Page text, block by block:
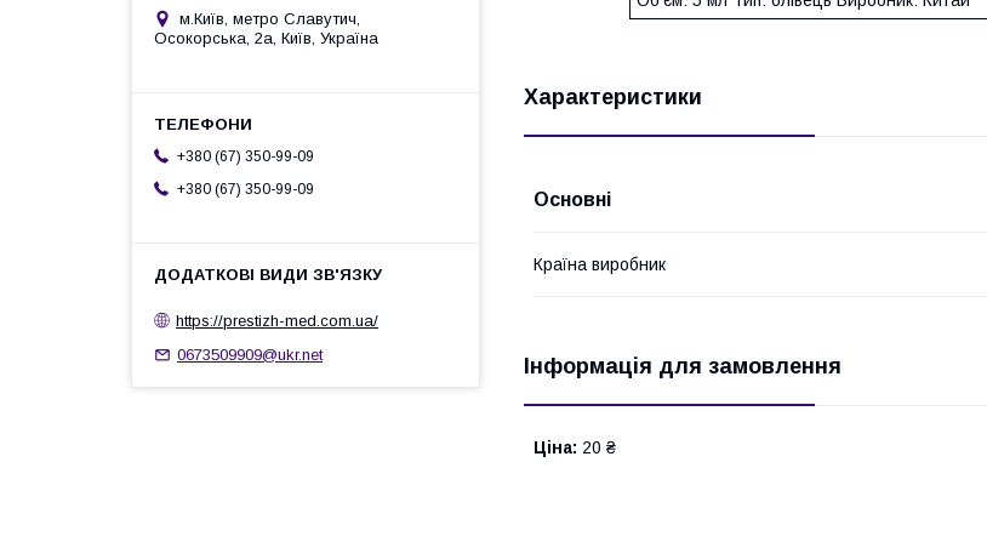
Характеристики
Основні
Країна виробник
Інформація для замовлення
Ціна: 20 ₴
м.Київ, метро Славутич,
Осокорська, 2а, Київ, Україна
+380 (67) 350-99-09
+380 (67) 350-99-09
https://prestizh-med.com.ua/
0673509909@ukr.net